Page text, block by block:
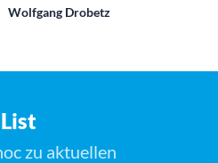
Wolfgang Drobetz
zu aktuellen